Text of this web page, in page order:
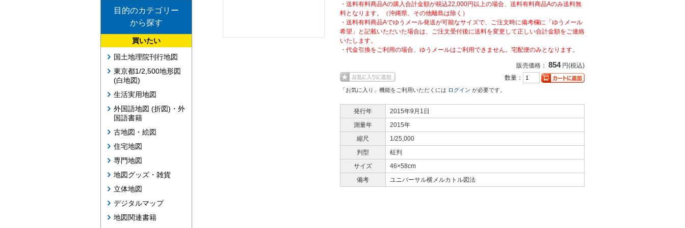
目的のカテゴリー
から探す
買いたい
国土地理院刊行地図
東京都1/2,500地形図
(白地図)
生活実用地図
外国語地図 (折図)・外
国語書籍
古地図・絵図
住宅地図
専門地図
地図グッズ・雑貨
立体地図
デジタルマップ
地図関連書籍
・送料有料商品Aの購入合計金額が税込22,000円以上の場合、送料有料商品Aのみ送料無
料となります。（沖縄県、その他離島は除く）
・送料有料商品Aでゆうメール発送が可能なサイズで、ご注文時に備考欄に「ゆうメール
希望」と記載いただいた場合は、ご注文受付後に送料を変更して正しい合計金額をご連絡
いたします。
・代金引換をご利用の場合、ゆうメールはご利用できません。宅配便のみとなります。
販売価格： 854円(税込)
数量：
「お気に入り」機能をご利用いただくには ログイン が必要です。
発行年
2015年9月1日
測量年
2015年
縮尺
1/25,000
判型
柾判
サイズ
46×58cm
備考
ユニバーサル横メルカトル図法